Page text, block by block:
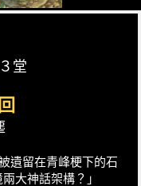
堂
遺留在青峰梗下的石
大神話架構？」